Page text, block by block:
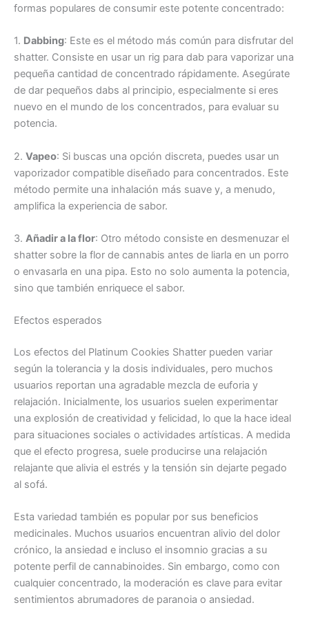
formas populares de consumir este potente concentrado:
1. Dabbing: Este es el método más común para disfrutar del
shatter. Consiste en usar un rig para dab para vaporizar una
pequeña cantidad de concentrado rápidamente. Asegúrate
de dar pequeños dabs al principio, especialmente si eres
nuevo en el mundo de los concentrados, para evaluar su
potencia.
2. Vapeo: Si buscas una opción discreta, puedes usar un
vaporizador compatible diseñado para concentrados. Este
método permite una inhalación más suave y, a menudo,
amplifica la experiencia de sabor.
3. Añadir a la flor: Otro método consiste en desmenuzar el
shatter sobre la flor de cannabis antes de liarla en un porro
o envasarla en una pipa. Esto no solo aumenta la potencia,
sino que también enriquece el sabor.
Efectos esperados
Los efectos del Platinum Cookies Shatter pueden variar
según la tolerancia y la dosis individuales, pero muchos
usuarios reportan una agradable mezcla de euforia y
relajación. Inicialmente, los usuarios suelen experimentar
una explosión de creatividad y felicidad, lo que la hace ideal
para situaciones sociales o actividades artísticas. A medida
que el efecto progresa, suele producirse una relajación
relajante que alivia el estrés y la tensión sin dejarte pegado
al sofá.
Esta variedad también es popular por sus beneficios
medicinales. Muchos usuarios encuentran alivio del dolor
crónico, la ansiedad e incluso el insomnio gracias a su
potente perfil de cannabinoides. Sin embargo, como con
cualquier concentrado, la moderación es clave para evitar
sentimientos abrumadores de paranoia o ansiedad.